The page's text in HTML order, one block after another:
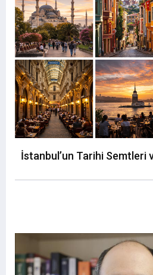
İstanbul’un Tarihi Semtleri